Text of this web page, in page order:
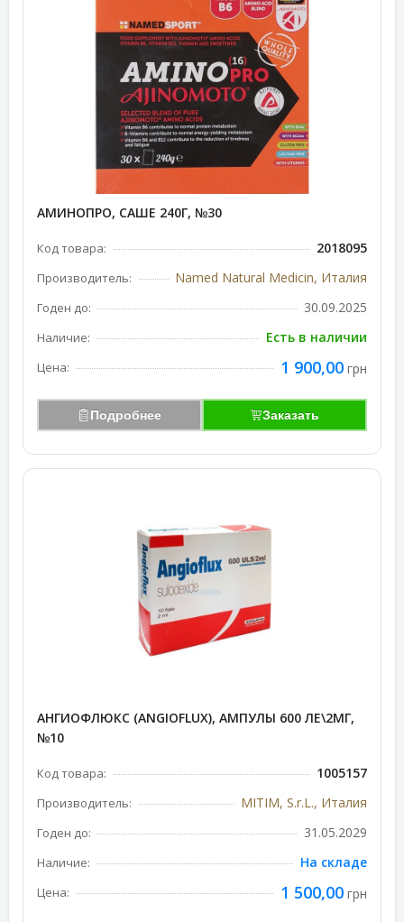
АМИНОПРО, САШЕ 240Г, №30
Код товара: 2018095
Производитель: Named Natural Medicin, Италия
Годен до: 30.09.2025
Наличие: Есть в наличии
Цена: 1 900,00 грн
Подробнее Заказать
АНГИОФЛЮКС (ANGIOFLUX), АМПУЛЫ 600 ЛЕ\2МГ,
№10
Код товара: 1005157
Производитель: MITIM, S.r.L., Италия
Годен до: 31.05.2029
Наличие: На складе
Цена: 1 500,00 грн